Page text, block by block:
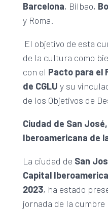
Barcelona, Bilbao,
y Roma.
El objetivo de esta
de la cultura como
con el Pacto para el
de CGLU y su
de los Objetivos de
Ciudad de San
Iberoamericana de
La ciudad de San
Capital
2023, ha estado
jornada de la